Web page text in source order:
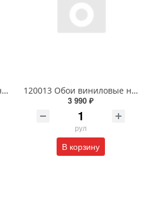
120016 Обои виниловые на флизелиновой основе 1.06 X 10м
120013 Обои виниловые на флизелиновой основе 1.06 X 10м
3 990 ₽
рул
В корзину